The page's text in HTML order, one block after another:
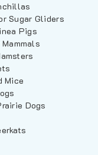
Sugar Gliders
Pigs
Mice
Dogs